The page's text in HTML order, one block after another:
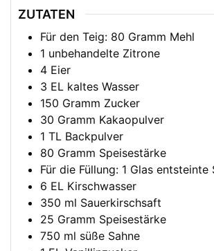
ZUTATEN
Für den Teig: 80 Gramm Mehl
1 unbehandelte Zitrone
4 Eier
3 EL kaltes Wasser
150 Gramm Zucker
30 Gramm Kakaopulver
1 TL Backpulver
80 Gramm Speisestärke
Für die Füllung: 1 Glas entsteinte
6 EL Kirschwasser
350 ml Sauerkirschsaft
25 Gramm Speisestärke
750 ml süße Sahne